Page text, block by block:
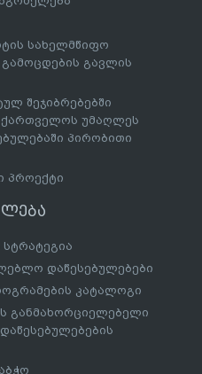
სახელმწიფო
გავლის
შეჯიბრებებში
უმაღლეს
პირობითი
პროექტი
დაწესებულებები
კატალოგი
განმახორციელებელი